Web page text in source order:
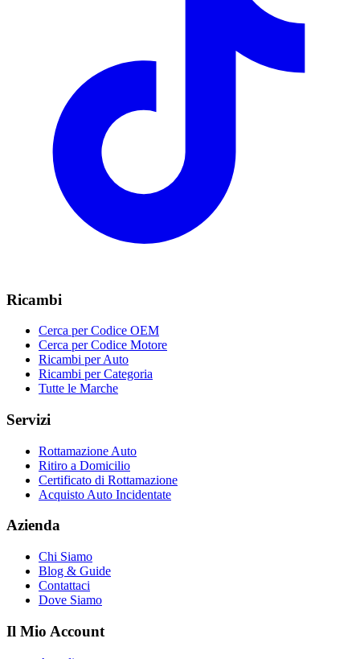
Ricambi
Cerca per Codice OEM
Cerca per Codice Motore
Ricambi per Auto
Ricambi per Categoria
Tutte le Marche
Servizi
Rottamazione Auto
Ritiro a Domicilio
Certificato di Rottamazione
Acquisto Auto Incidentate
Azienda
Chi Siamo
Blog & Guide
Contattaci
Dove Siamo
Il Mio Account